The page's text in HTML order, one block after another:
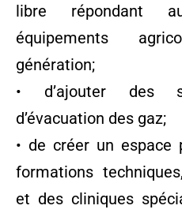
libre répondant
équipements
génération;
• d’ajouter des
d’évacuation des gaz;
• de créer un espace
formations
et des cliniques